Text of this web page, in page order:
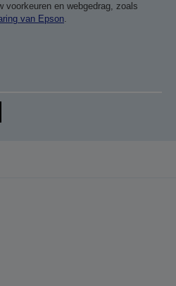
en webgedrag, zoals
van Epson.